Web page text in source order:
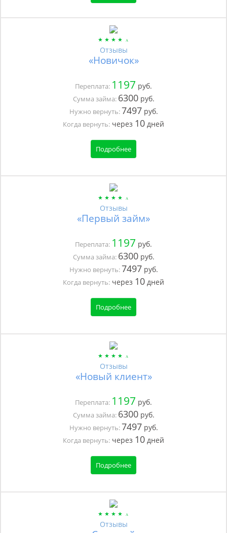
Отзывы
«Новичок»
Переплата: 1197 руб.
Сумма займа: 6300руб.
Нужно вернуть:7497руб.
Когда вернуть: через 10 дней
Подробнее
Отзывы
«Первый займ»
Переплата: 1197 руб.
Сумма займа: 6300руб.
Нужно вернуть:7497руб.
Когда вернуть: через 10 дней
Подробнее
Отзывы
«Новый клиент»
Переплата: 1197 руб.
Сумма займа: 6300руб.
Нужно вернуть:7497руб.
Когда вернуть: через 10 дней
Подробнее
Отзывы